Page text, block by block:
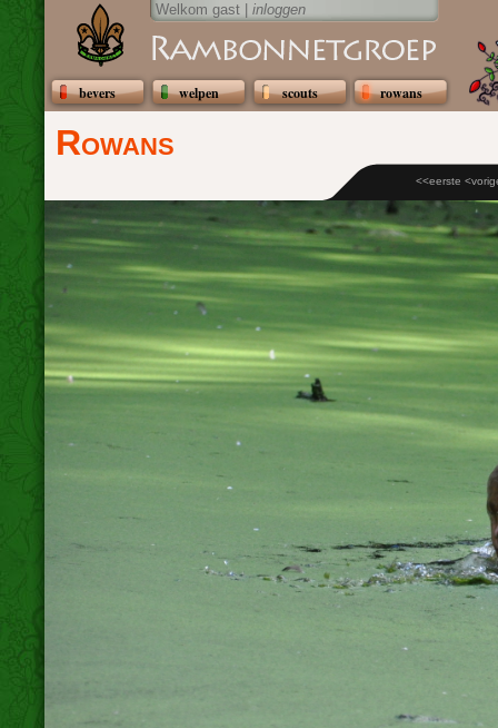
Welkom gast | inloggen
bevers welpen scouts rowans
Rowans
<<eerste